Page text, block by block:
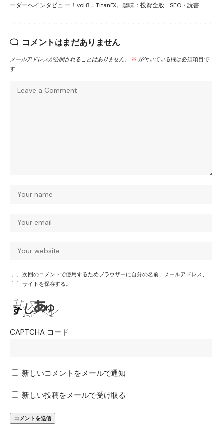
ーダーへインタビュ ー！vol.8＝TitanFX。趣味：投資全般・SEO・読書
コメントはまだありません
メールアドレスが公開されることはありません。 ※ が付いている欄は必須項目で
す
次回のコメントで使用するためブラウザーに自分の名前、メールアドレス、
サイトを保存する。
CAPTCHA コード
新しいコメントをメールで通知
新しい投稿をメールで受け取る